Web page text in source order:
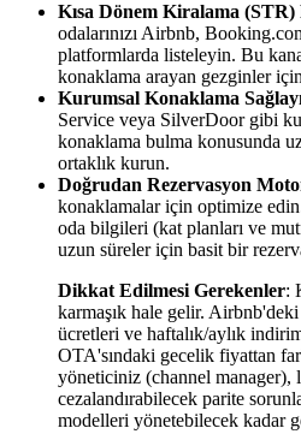
Kısa Dönem Kiralama
odalarınızı Airbnb,
platformlarda listeleyin. Bu
konaklama arayan gezginler
Kurumsal Konaklama
Service veya SilverDoor gibi
konaklama bulma konusunda
ortaklık kurun.
Doğrudan Rezervasyon
konaklamalar için optimize
oda bilgileri (kat planları ve
uzun süreler için basit bir
Dikkat Edilmesi Gerekenler:
karmaşık hale gelir.
ücretleri ve haftalık/aylık
OTA'sındaki gecelik fiyattan
yöneticiniz (channel manager),
cezalandırabilecek parite
modelleri yönetebilecek kadar